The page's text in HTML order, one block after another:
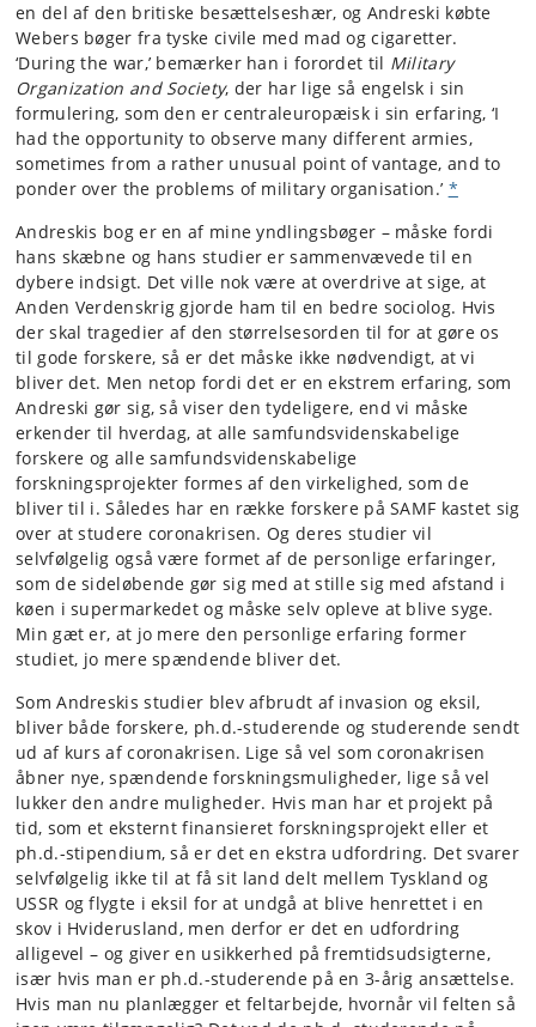
en del af den britiske besættelseshær, og Andreski købte
Webers bøger fra tyske civile med mad og cigaretter.
‘During the war,’ bemærker han i forordet til Military
Organization and Society, der har lige så engelsk i sin
formulering, som den er centraleuropæisk i sin erfaring, ‘I
had the opportunity to observe many different armies,
sometimes from a rather unusual point of vantage, and to
ponder over the problems of military organisation.’ *
Andreskis bog er en af mine yndlingsbøger – måske fordi
hans skæbne og hans studier er sammenvævede til en
dybere indsigt. Det ville nok være at overdrive at sige, at
Anden Verdenskrig gjorde ham til en bedre sociolog. Hvis
der skal tragedier af den størrelsesorden til for at gøre os
til gode forskere, så er det måske ikke nødvendigt, at vi
bliver det. Men netop fordi det er en ekstrem erfaring, som
Andreski gør sig, så viser den tydeligere, end vi måske
erkender til hverdag, at alle samfundsvidenskabelige
forskere og alle samfundsvidenskabelige
forskningsprojekter formes af den virkelighed, som de
bliver til i. Således har en række forskere på SAMF kastet sig
over at studere coronakrisen. Og deres studier vil
selvfølgelig også være formet af de personlige erfaringer,
som de sideløbende gør sig med at stille sig med afstand i
køen i supermarkedet og måske selv opleve at blive syge.
Min gæt er, at jo mere den personlige erfaring former
studiet, jo mere spændende bliver det.
Som Andreskis studier blev afbrudt af invasion og eksil,
bliver både forskere, ph.d.-studerende og studerende sendt
ud af kurs af coronakrisen. Lige så vel som coronakrisen
åbner nye, spændende forskningsmuligheder, lige så vel
lukker den andre muligheder. Hvis man har et projekt på
tid, som et eksternt finansieret forskningsprojekt eller et
ph.d.-stipendium, så er det en ekstra udfordring. Det svarer
selvfølgelig ikke til at få sit land delt mellem Tyskland og
USSR og flygte i eksil for at undgå at blive henrettet i en
skov i Hviderusland, men derfor er det en udfordring
alligevel – og giver en usikkerhed på fremtidsudsigterne,
især hvis man er ph.d.-studerende på en 3-årig ansættelse.
Hvis man nu planlægger et feltarbejde, hvornår vil felten så